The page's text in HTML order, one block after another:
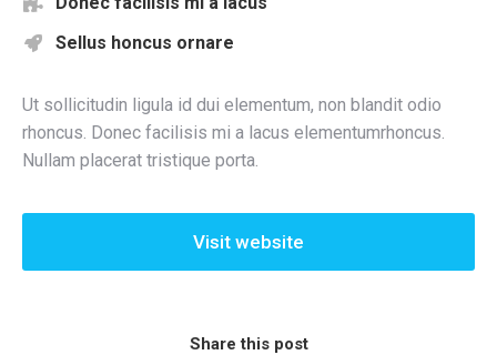
Sellus honcus ornare
Ut sollicitudin ligula id dui elementum, non blandit odio
rhoncus. Donec facilisis mi a lacus elementumrhoncus.
Nullam placerat tristique porta.
Visit website
Share this post